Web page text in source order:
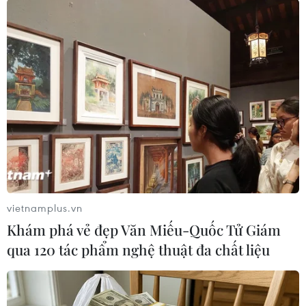
#Bệnh Lyme #Bọ chét #Phát ban
#Biến đổi khí hậu
#Bệnh đặc hữu
Theo dõi VietnamPlus
TIN LIÊN QUAN
vietnamplus.vn
Khám phá vẻ đẹp Văn Miếu-Quốc Tử Giám
qua 120 tác phẩm nghệ thuật đa chất liệu